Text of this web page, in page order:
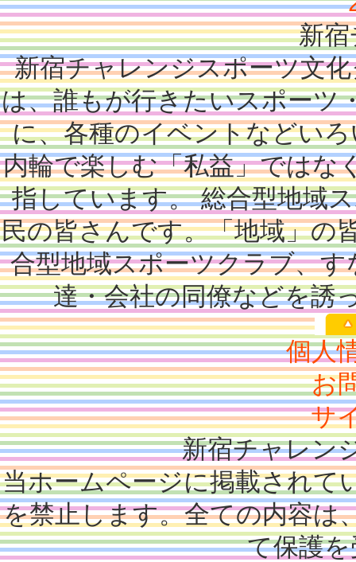
新
新宿チャレンジスポーツ文
は、誰もが行きたいスポーツ
に、各種のイベントなどい
内輪で楽しむ「私益」ではな
指しています。 総合型地域
民の皆さんです。「地域」の
合型地域スポーツクラブ、
達・会社の同僚などを誘
個人
お
サ
新宿チャレン
当ホームページに掲載されて
を禁止します。全ての内容は
て保護